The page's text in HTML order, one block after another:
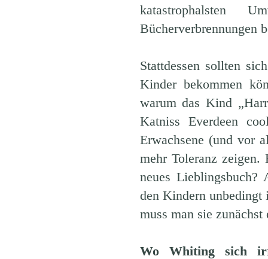
katastrophalsten
Bücherverbrennungen
Stattdessen sollten
Kinder bekommen
warum das Kind
Katniss Everdeen
Erwachsene (und vor
mehr Toleranz
neues
den Kindern unbedingt
muss man sie
Wo Whiting sich